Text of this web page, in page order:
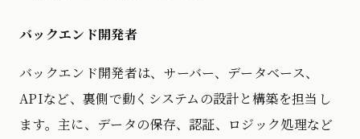
バックエンド開発者
バックエンド開発者は、サーバー、データベース、
APIなど、裏側で動くシステムの設計と構築を担当し
ます。主に、データの保存、認証、ロジック処理など